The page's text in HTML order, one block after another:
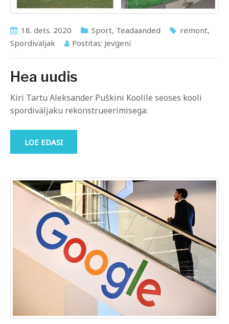
18. dets. 2020 Sport, Teadaanded remont,
Spordiväljak
Postitas: Jevgeni
Hea uudis
Kiri Tartu Aleksander Puškini Koolile seoses kooli
spordiväljaku rekonstrueerimisega:
LOE EDASI